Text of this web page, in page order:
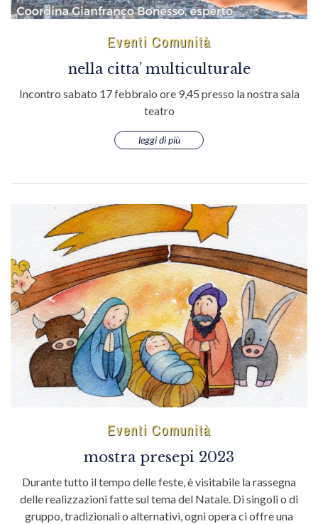
Eventi Comunità
nella citta’ multiculturale
Incontro sabato 17 febbraio ore 9,45 presso la nostra sala
teatro
leggi di più
Eventi Comunità
mostra presepi 2023
Durante tutto il tempo delle feste, è visitabile la rassegna
delle realizzazioni fatte sul tema del Natale. Di singoli o di
gruppo, tradizionali o alternativi, ogni opera ci offre una